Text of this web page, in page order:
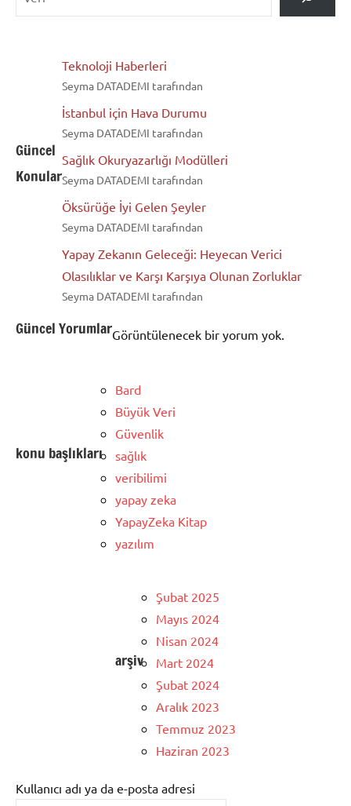
Güncel
Konular
Teknoloji Haberleri
Seyma DATADEMI tarafından
İstanbul için Hava Durumu
Seyma DATADEMI tarafından
Sağlık Okuryazarlığı Modülleri
Seyma DATADEMI tarafından
Öksürüğe İyi Gelen Şeyler
Seyma DATADEMI tarafından
Yapay Zekanın Geleceği: Heyecan Verici
Olasılıklar ve Karşı Karşıya Olunan Zorluklar
Seyma DATADEMI tarafından
Güncel YorumlarGörüntülenecek bir yorum yok.
konu başlıkları
Bard
Büyük Veri
Güvenlik
sağlık
veribilimi
yapay zeka
YapayZeka Kitap
yazılım
arşiv
Şubat 2025
Mayıs 2024
Nisan 2024
Mart 2024
Şubat 2024
Aralık 2023
Temmuz 2023
Haziran 2023
Kullanıcı adı ya da e-posta adresi